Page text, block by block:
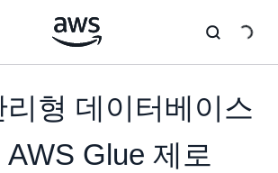
리형 데이터베이스
Glue 제로